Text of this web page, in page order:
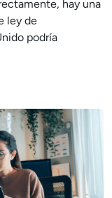
hay una
ley de
podría